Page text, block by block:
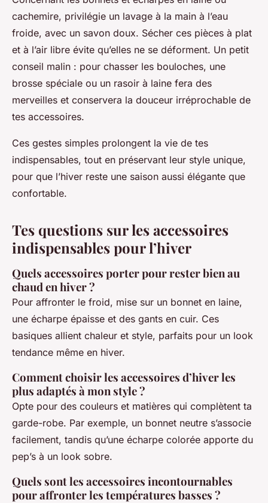
cachemire, privilégie un lavage à la main à l’eau
froide, avec un savon doux. Sécher ces pièces à plat
et à l’air libre évite qu’elles ne se déforment. Un petit
conseil malin : pour chasser les bouloches, une
brosse spéciale ou un rasoir à laine fera des
merveilles et conservera la douceur irréprochable de
tes accessoires.
Ces gestes simples prolongent la vie de tes
indispensables, tout en préservant leur style unique,
pour que l’hiver reste une saison aussi élégante que
confortable.
Tes questions sur les accessoires
indispensables pour l’hiver
Quels accessoires porter pour rester bien au
chaud en hiver ?
Pour affronter le froid, mise sur un bonnet en laine,
une écharpe épaisse et des gants en cuir. Ces
basiques allient chaleur et style, parfaits pour un look
tendance même en hiver.
Comment choisir les accessoires d’hiver les
plus adaptés à mon style ?
Opte pour des couleurs et matières qui complètent ta
garde-robe. Par exemple, un bonnet neutre s’associe
facilement, tandis qu’une écharpe colorée apporte du
pep’s à un look sobre.
Quels sont les accessoires incontournables
pour affronter les températures basses ?